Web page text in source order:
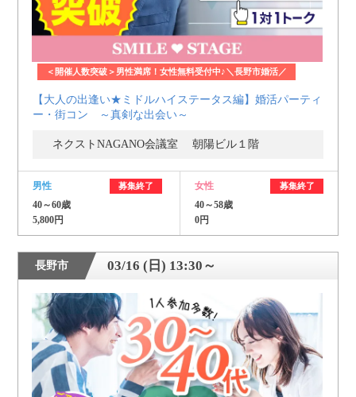
＜開催人数突破＞男性満席！女性無料受付中♪＼長野市婚活／
【大人の出逢い★ミドルハイステータス編】婚活パーティ
ー・街コン ～真剣な出会い～
ネクストNAGANO会議室 朝陽ビル１階
男性 募集終了
40～60歳
5,800円
女性 募集終了
40～58歳
0円
長野市 03/16 (日) 13:30～